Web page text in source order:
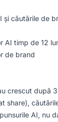
și căutările de
AI timp de 12
de brand
crescut după
share),
AI, nu